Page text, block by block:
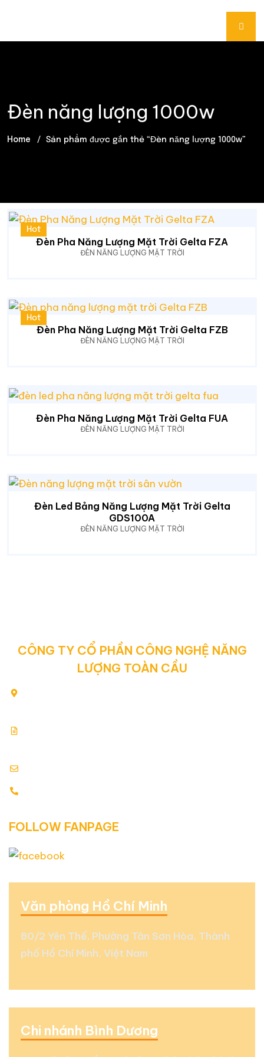
Đèn năng lượng 1000w
Home Sản phẩm được gắn thẻ “Đèn năng lượng 1000w”
Hot
Đèn Pha Năng Lượng Mặt Trời Gelta FZA
ĐÈN NĂNG LƯỢNG MẶT TRỜI
Hot
Đèn Pha Năng Lượng Mặt Trời Gelta FZB
ĐÈN NĂNG LƯỢNG MẶT TRỜI
Đèn Pha Năng Lượng Mặt Trời Gelta FUA
ĐÈN NĂNG LƯỢNG MẶT TRỜI
Đèn Led Bảng Năng Lượng Mặt Trời Gelta
GDS100A
ĐÈN NĂNG LƯỢNG MẶT TRỜI
CÔNG TY CỔ PHẦN CÔNG NGHỆ NĂNG
LƯỢNG TOÀN CẦU
FOLLOW FANPAGE
Văn phòng Hồ Chí Minh
80/2 Yên Thế, Phường Tân Sơn Hòa, Thành
phố Hồ Chí Minh, Việt Nam
Chi nhánh Bình Dương